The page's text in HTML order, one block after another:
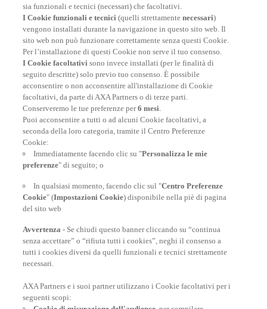
Assicurazione Viaggio AXA: scegli e acquista online la
migliore polizza, economica e completa, per viaggiare
nel mondo.
FAI UN PREVENTIVO
At your side, everyday
POLIZZE VIAGGIO
sia funzionali e tecnici (necessari) che facoltativi.
I Cookie funzionali e tecnici (quelli strettamentenecessari)
vengono installati durante la navigazione in questo sito web. Il
sito web non può funzionare correttamente senza questi Cookie.
Per l’installazione di questi Cookie non serve il tuo consenso.
I Cookie facoltativi sono invece installati (per le finalità di
seguito descritte) solo previo tuo consenso. È possibile
acconsentire o non acconsentire all'installazione di Cookie
facoltativi, da parte di AXA Partners o di terze parti.
Conserveremo le tue preferenze per6 mesi.
Puoi acconsentire a tutti o ad alcuni Cookie facoltativi, a
seconda della loro categoria, tramite il Centro Preferenze
Cookie:
Immediatamente facendo clic su "Personalizza le mie
preferenze" di seguito; o
In qualsiasi momento, facendo clic sul "Centro Preferenze
Cookie" (Impostazioni Cookie) disponibile nella piè di pagina
del sito web
Avvertenza - Se chiudi questo banner cliccando su “continua
senza accettare” o “rifiuta tutti i cookies”, neghi il consenso a
tutti i cookies diversi da quelli funzionali e tecnici strettamente
necessari.
AXA Partners e i suoi partner utilizzano i Cookie facoltativi per i
seguenti scopi: